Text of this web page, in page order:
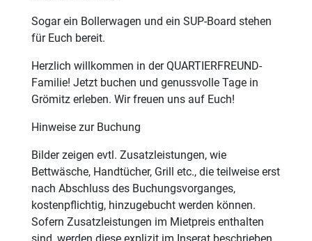
Sogar ein Bollerwagen und ein SUP-Board stehen
für Euch bereit.
Herzlich willkommen in der QUARTIERFREUND-
Familie! Jetzt buchen und genussvolle Tage in
Grömitz erleben. Wir freuen uns auf Euch!
Hinweise zur Buchung
Bilder zeigen evtl. Zusatzleistungen, wie
Bettwäsche, Handtücher, Grill etc., die teilweise erst
nach Abschluss des Buchungsvorganges,
kostenpflichtig, hinzugebucht werden können.
Sofern Zusatzleistungen im Mietpreis enthalten